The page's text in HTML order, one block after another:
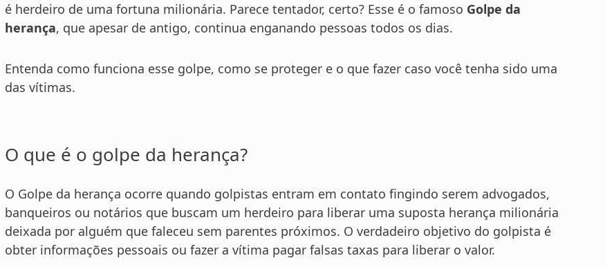
é herdeiro de uma fortuna milionária. Parece tentador, certo? Esse é o famoso Golpe da
herança, que apesar de antigo, continua enganando pessoas todos os dias.
Entenda como funciona esse golpe, como se proteger e o que fazer caso você tenha sido uma
das vítimas.
O que é o golpe da herança?
O Golpe da herança ocorre quando golpistas entram em contato fingindo serem advogados,
banqueiros ou notários que buscam um herdeiro para liberar uma suposta herança milionária
deixada por alguém que faleceu sem parentes próximos. O verdadeiro objetivo do golpista é
obter informações pessoais ou fazer a vítima pagar falsas taxas para liberar o valor.